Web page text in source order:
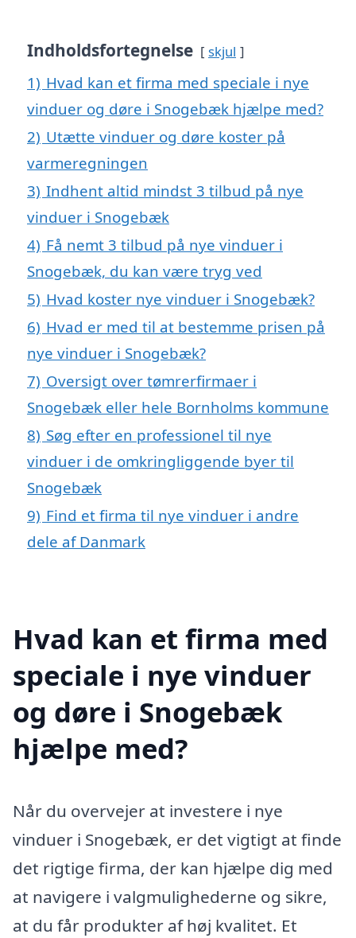
Indholdsfortegnelse skjul
1) Hvad kan et firma med speciale i nye
vinduer og døre i Snogebæk hjælpe med?
2) Utætte vinduer og døre koster på
varmeregningen
3) Indhent altid mindst 3 tilbud på nye
vinduer i Snogebæk
4) Få nemt 3 tilbud på nye vinduer i
Snogebæk, du kan være tryg ved
5) Hvad koster nye vinduer i Snogebæk?
6) Hvad er med til at bestemme prisen på
nye vinduer i Snogebæk?
7) Oversigt over tømrerfirmaer i
Snogebæk eller hele Bornholms kommune
8) Søg efter en professionel til nye
vinduer i de omkringliggende byer til
Snogebæk
9) Find et firma til nye vinduer i andre
dele af Danmark
Hvad kan et firma med
speciale i nye vinduer
og døre i Snogebæk
hjælpe med?
Når du overvejer at investere i nye
vinduer i Snogebæk, er det vigtigt at finde
det rigtige firma, der kan hjælpe dig med
at navigere i valgmulighederne og sikre,
at du får produkter af høj kvalitet. Et